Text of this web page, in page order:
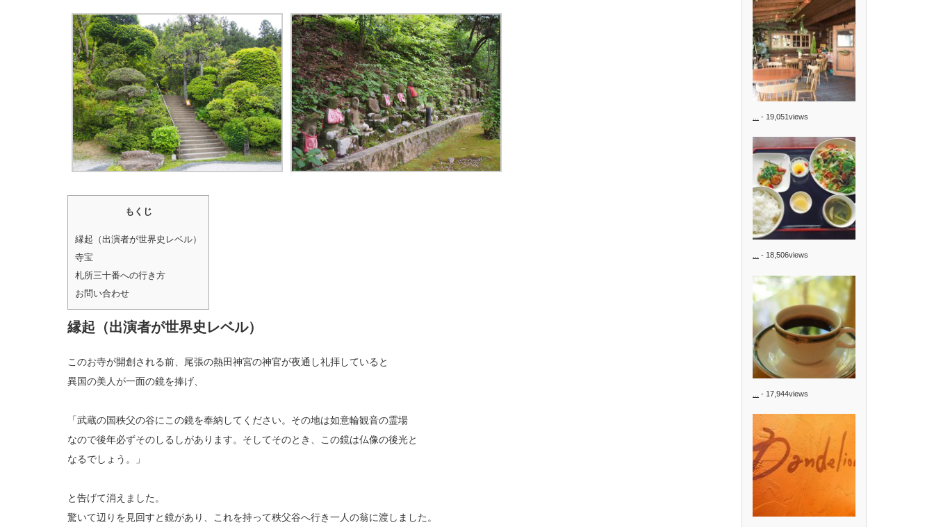
もくじ
縁起（出演者が世界史レベル）
寺宝
札所三十番への行き方
お問い合わせ
縁起（出演者が世界史レベル）
このお寺が開創される前、尾張の熱田神宮の神官が夜通し礼拝していると
異国の美人が一面の鏡を捧げ、
「武蔵の国秩父の谷にこの鏡を奉納してください。その地は如意輪観音の霊場
なので後年必ずそのしるしがあります。そしてそのとき、この鏡は仏像の後光と
なるでしょう。」
と告げて消えました。
驚いて辺りを見回すと鏡があり、これを持って秩父谷へ行き一人の翁に渡しました。
- 19,051views
- 18,506views
- 17,944views